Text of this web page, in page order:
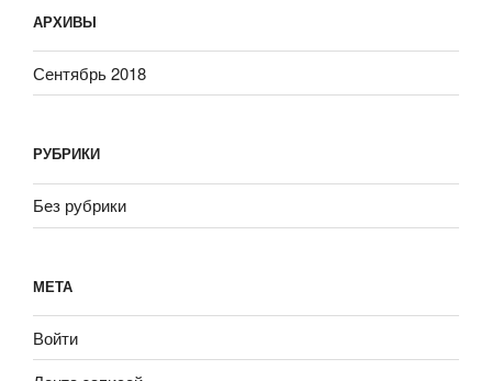
АРХИВЫ
Сентябрь 2018
РУБРИКИ
Без рубрики
МЕТА
Войти